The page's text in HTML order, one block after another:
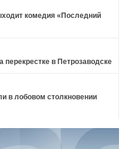
комедия «Последний
в Петрозаводске
в лобовом столкновении